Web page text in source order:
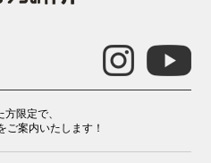
限定で、
ご案内いたします！